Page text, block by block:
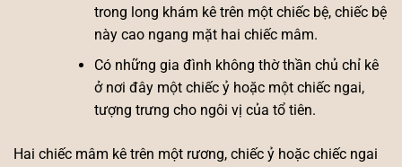
trong long khám kê trên một chiếc bệ, chiếc bệ
này cao ngang mặt hai chiếc mâm.
Có những gia đình không thờ thần chủ chỉ kê
ở nơi đây một chiếc ỷ hoặc một chiếc ngai,
tượng trưng cho ngôi vị của tổ tiên.
Hai chiếc mâm kê trên một rương, chiếc ỷ hoặc chiếc ngai